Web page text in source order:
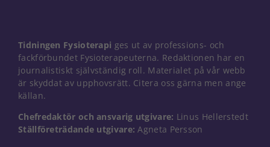
Tidningen Fysioterapi ges ut av professions- och
fackförbundet Fysioterapeuterna. Redaktionen har en
journalistiskt självständig roll. Materialet på vår webb
är skyddat av upphovsrätt. Citera oss gärna men ange
källan.
Chefredaktör och ansvarig utgivare: Linus Hellerstedt
Ställföreträdande utgivare: Agneta Persson